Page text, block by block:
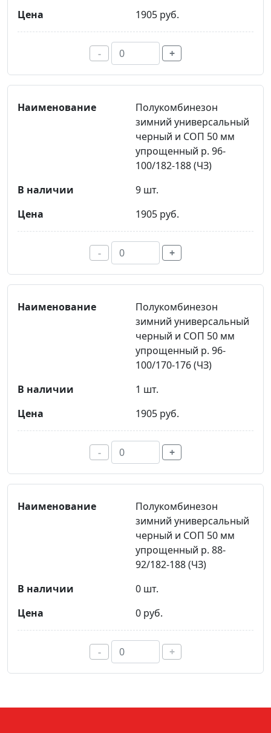
1905 руб.
- +
Полукомбинезон
зимний универсальный
черный и СОП 50 мм
упрощенный р. 96-
100/182-188 (ЧЗ)
9 шт.
1905 руб.
- +
Полукомбинезон
зимний универсальный
черный и СОП 50 мм
упрощенный р. 96-
100/170-176 (ЧЗ)
1 шт.
1905 руб.
- +
Полукомбинезон
зимний универсальный
черный и СОП 50 мм
упрощенный р. 88-
92/182-188 (ЧЗ)
0 шт.
0 руб.
- +